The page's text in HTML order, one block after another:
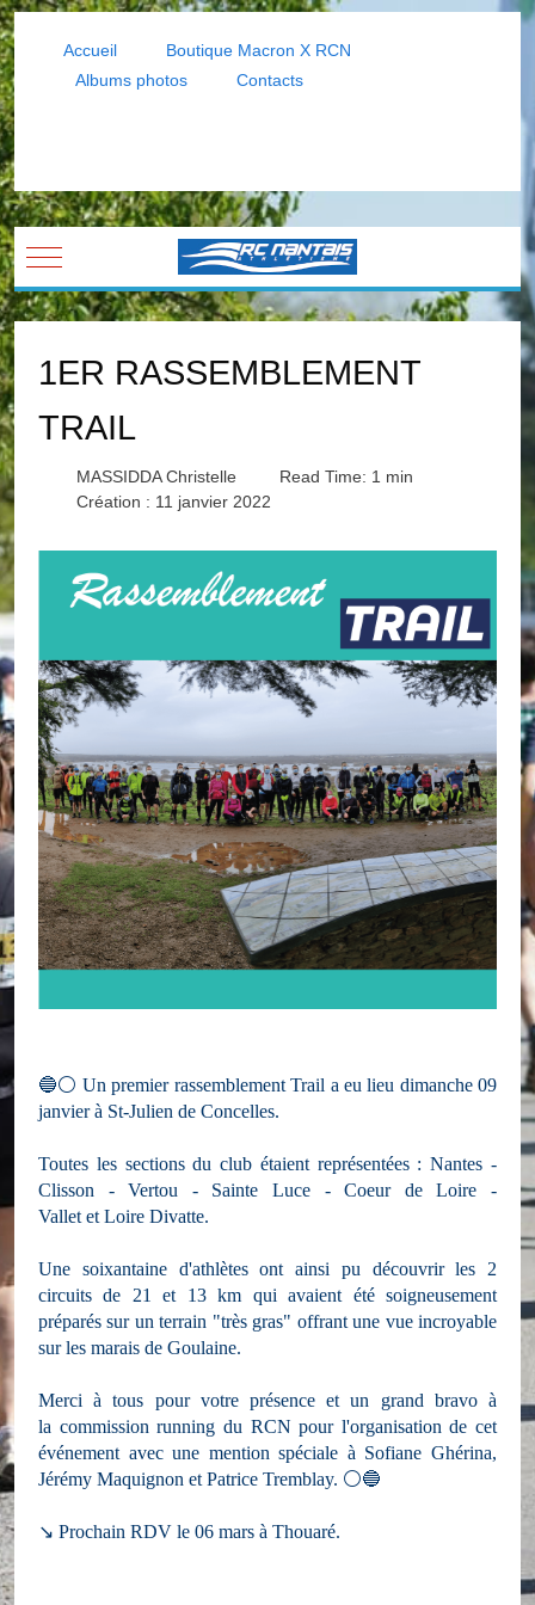
Accueil
Boutique Macron X RCN
Albums photos
Contacts
Mobile Menu Toggle
1ER RASSEMBLEMENT
TRAIL
MASSIDDA Christelle
Read Time: 1 min
Création : 11 janvier 2022
🔵⚪ Un premier rassemblement Trail a eu lieu dimanche 09
janvier à St-Julien de Concelles.
Toutes les sections du club étaient représentées : Nantes -
Clisson - Vertou - Sainte Luce - Coeur de Loire -
Vallet et Loire Divatte.
Une soixantaine d'athlètes ont ainsi pu découvrir les 2
circuits de 21 et 13 km qui avaient été soigneusement
préparés sur un terrain "très gras" offrant une vue incroyable
sur les marais de Goulaine.
Merci à tous pour votre présence et un grand bravo à
la commission running du RCN pour l'organisation de cet
événement avec une mention spéciale à Sofiane Ghérina,
Jérémy Maquignon et Patrice Tremblay. ⚪🔵
↘️ Prochain RDV le 06 mars à Thouaré.